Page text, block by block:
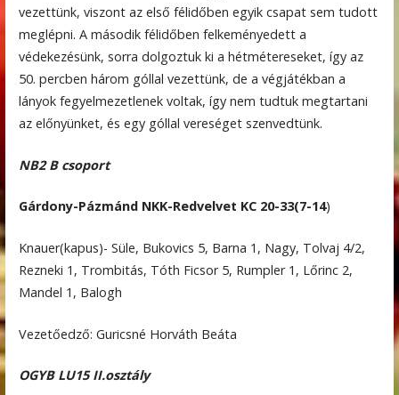
vezettünk, viszont az első félidőben egyik csapat sem tudott
meglépni. A második félidőben felkeményedett a
védekezésünk, sorra dolgoztuk ki a hétmétereseket, így az
50. percben három góllal vezettünk, de a végjátékban a
lányok fegyelmezetlenek voltak, így nem tudtuk megtartani
az előnyünket, és egy góllal vereséget szenvedtünk.
NB2 B csoport
Gárdony-Pázmánd NKK-Redvelvet KC 20-33(7-14)
Knauer(kapus)- Süle, Bukovics 5, Barna 1, Nagy, Tolvaj 4/2,
Rezneki 1, Trombitás, Tóth Ficsor 5, Rumpler 1, Lőrinc 2,
Mandel 1, Balogh
Vezetőedző: Guricsné Horváth Beáta
OGYB LU15II.osztály